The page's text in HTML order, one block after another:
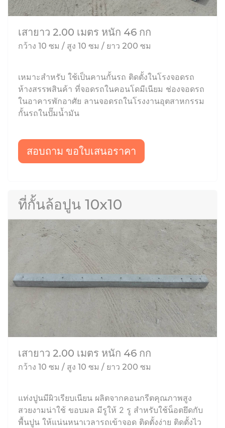
เสายาว 2.00 เมตร หนัก 46 กก
กว้าง 10 ซม / สูง 10 ซม / ยาว 200 ซม
เหมาะสำหรับ ใช้เป็นคานกั้นรถ ติดตั้งในโรงจอดรถ
ห้างสรรพสินค้า ที่จอดรถในคอนโดมีเนียม ช่องจอดรถ
ในอาคารพักอาศัย ลานจอดรถในโรงงานอุตสาหกรรม
กั้นรถในปั๊มน้ำมัน
สอบถาม ขอใบเสนอราคา
ที่กั้นล้อปูน 10x10
เสายาว 2.00 เมตร หนัก 46 กก
กว้าง 10 ซม / สูง 10 ซม / ยาว 200 ซม
แท่งปูนมีผิวเรียบเนียน ผลิตจากคอนกรีตคุณภาพสูง
สวยงามน่าใช้ ขอบมล มีรูให้ 2 รู สำหรับใช้น็อตยึดกับ
พื้นปูน ให้แน่นหนาเวลารถเข้าจอด ติดตั้งง่าย ติดตั้งไว